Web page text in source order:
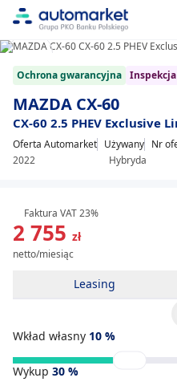
1/23
Ochrona gwarancyjna
MAZDA CX-60
CX-60 2.5 PHEV Exclusive
Oferta Automarket Używany
2022
Hybryda
Nr
2 755 zł
netto/miesiąc
Faktura VAT 23%
Leasing
Wkład własny 10 %
Wykup 30 %